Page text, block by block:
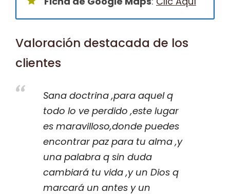
Valoración destacada de los
clientes
Sana doctrina ,para aquel q
todo lo ve perdido ,este lugar
es maravilloso,donde puedes
encontrar paz para tu alma ,y
una palabra q sin duda
cambiará tu vida ,y un Dios q
marcará un antes y un